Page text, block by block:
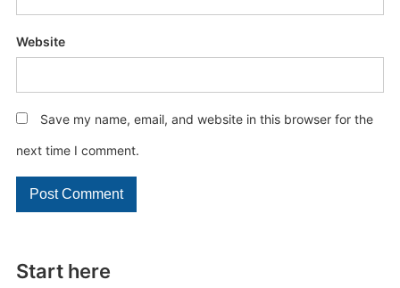
Start here
Website
Save my name, email, and website in this browser for the
next time I comment.